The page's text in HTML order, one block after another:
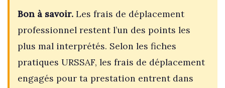
Bon à savoir.Les frais de déplacement
professionnel restent l’un des points les
plus mal interprétés. Selon les fiches
pratiques URSSAF, les frais de déplacement
engagés pour ta prestation entrent dans